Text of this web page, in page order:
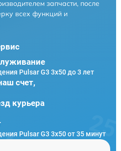
запчасти, после
всех функций и
Pulsar G3 3x50 до 3 лет
счет,
курьера
Pulsar G3 3x50 от 35 минут